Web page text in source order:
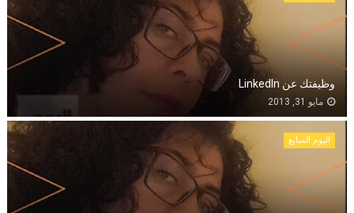
وظيفتك عن LinkedIn
مايو 31, 2013
اليوم السابع